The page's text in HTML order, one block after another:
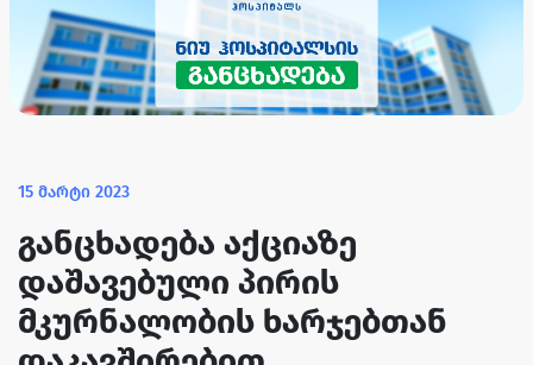
15 მარტი 2023
განცხადება აქციაზე
დაშავებული პირის
მკურნალობის ხარჯებთან